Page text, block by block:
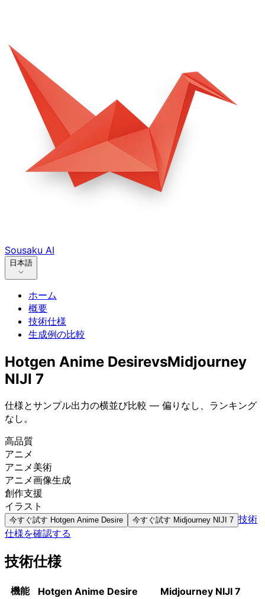
Sousaku AI
日本語
ホーム
概要
技術仕様
生成例の比較
Hotgen Anime DesirevsMidjourney
NIJI 7
仕様とサンプル出力の横並び比較 — 偏りなし、ランキング
なし。
高品質
アニメ
アニメ美術
アニメ画像生成
創作支援
イラスト
今すぐ試す Hotgen Anime Desire 今すぐ試す Midjourney NIJI 7 技術
仕様を確認する
技術仕様
機能 Hotgen Anime Desire
Midjourney NIJI 7